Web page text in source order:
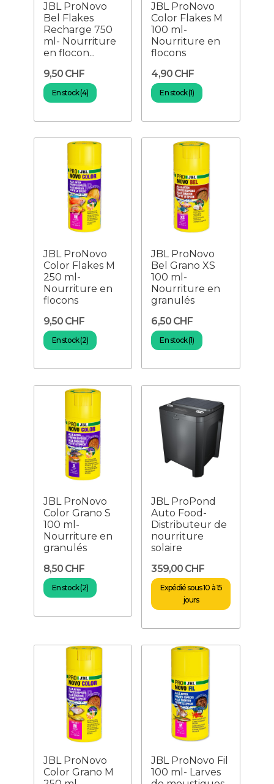
JBL ProNovo
Bel Flakes
Recharge 750
ml- Nourriture
en flocon...
9,50 CHF
En stock (4)
JBL ProNovo
Color Flakes M
100 ml-
Nourriture en
flocons
4,90 CHF
En stock (1)
JBL ProNovo
Color Flakes M
250 ml-
Nourriture en
flocons
9,50 CHF
En stock (2)
JBL ProNovo
Bel Grano XS
100 ml-
Nourriture en
granulés
6,50 CHF
En stock (1)
JBL ProNovo
Color Grano S
100 ml-
Nourriture en
granulés
8,50 CHF
En stock (2)
JBL ProPond
Auto Food-
Distributeur de
nourriture
solaire
359,00 CHF
Expédié sous 10 à 15
jours
JBL ProNovo
Color Grano M
JBL ProNovo Fil
100 ml- Larves